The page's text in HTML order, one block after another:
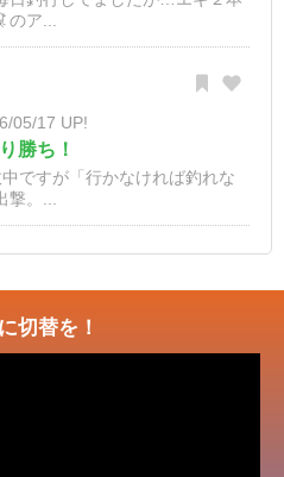
ア...
05/17 UP!
勝ち！
ですが「行かなければ釣れな
。...
切替を！